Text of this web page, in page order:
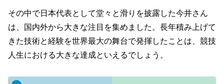
その中で日本代表として堂々と滑りを披露した今井さん
は、国内外から大きな注目を集めました。長年積み上げて
きた技術と経験を世界最大の舞台で発揮したことは、競技
人生における大きな達成といえるでしょう。